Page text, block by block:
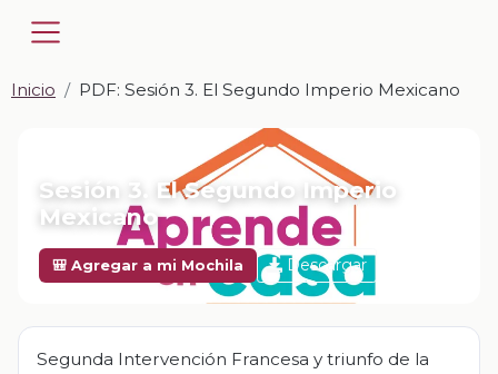
Inicio PDF: Sesión 3. El Segundo Imperio Mexicano
Sesión 3. El Segundo Imperio
Mexicano
🎒 Agregar a mi Mochila Descargar
Segunda Intervención Francesa y triunfo de la